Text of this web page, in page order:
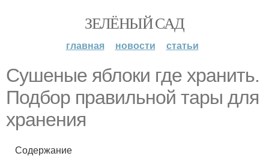
ЗЕЛЁНЫЙ САД
главная новости статьи
Сушеные яблоки где хранить.
Подбор правильной тары для
хранения
Содержание